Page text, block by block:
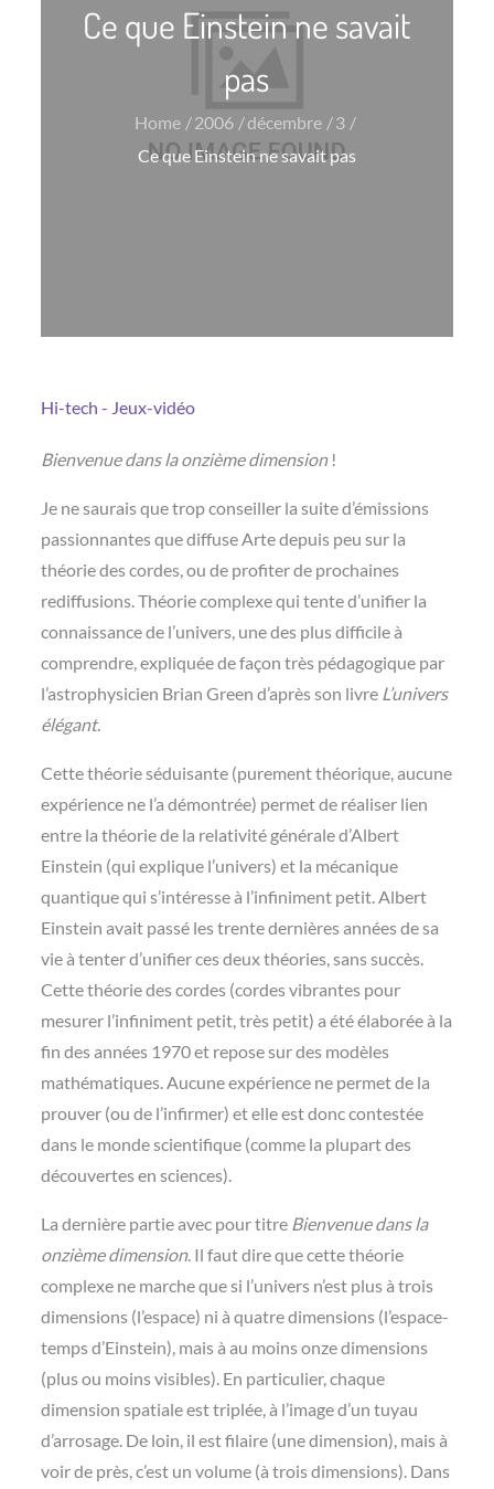
Ce que Einstein ne savait
pas
Home 2006 décembre
3
Ce que Einstein ne savait pas
Hi-tech - Jeux-vidéo
Bienvenue dans la onzième dimension!
Je ne saurais que trop conseiller la suite d’émissions
passionnantes que diffuse Arte depuis peu sur la
théorie des cordes, ou de profiter de prochaines
rediffusions. Théorie complexe qui tente d’unifier la
connaissance de l’univers, une des plus difficile à
comprendre, expliquée de façon très pédagogique par
l’astrophysicien Brian Green d’après son livre L’univers
élégant.
Cette théorie séduisante (purement théorique, aucune
expérience ne l’a démontrée) permet de réaliser lien
entre la théorie de la relativité générale d’Albert
Einstein (qui explique l’univers) et la mécanique
quantique qui s’intéresse à l’infiniment petit. Albert
Einstein avait passé les trente dernières années de sa
vie à tenter d’unifier ces deux théories, sans succès.
Cette théorie des cordes (cordes vibrantes pour
mesurer l’infiniment petit, très petit) a été élaborée à la
fin des années 1970 et repose sur des modèles
mathématiques. Aucune expérience ne permet de la
prouver (ou de l’infirmer) et elle est donc contestée
dans le monde scientifique (comme la plupart des
découvertes en sciences).
La dernière partie avec pour titre Bienvenue dans la
onzième dimension. Il faut dire que cette théorie
complexe ne marche que si l’univers n’est plus à trois
dimensions (l’espace) ni à quatre dimensions (l’espace-
temps d’Einstein), mais à au moins onze dimensions
(plus ou moins visibles). En particulier, chaque
dimension spatiale est triplée, à l’image d’un tuyau
d’arrosage. De loin, il est filaire (une dimension), mais à
voir de près, c’est un volume (à trois dimensions). Dans